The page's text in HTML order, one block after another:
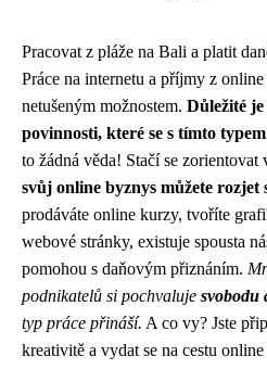
Pracovat z pláže na Bali a platit
Práce na internetu a příjmy z
netušeným možnostem. Důležité
povinnosti, které se s tímto
to žádná věda! Stačí se
svůj online byznys můžete rozjet
prodáváte online kurzy, tvoříte
webové stránky, existuje spousta
pomohou s daňovým přiznáním.
podnikatelů si pochvaluje svobodu
typ práce přináší. A co vy? Jste
kreativitě a vydat se na cestu